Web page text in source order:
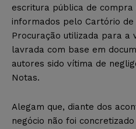
escritura pública de compra
informados pelo Cartório de
Procuração utilizada para a
lavrada com base em
autores sido vítima de
Notas.
Alegam que, diante dos
negócio não foi